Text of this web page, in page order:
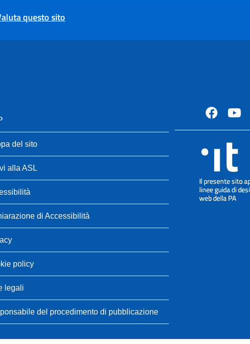
questo sito
del sito
alla ASL
di Accessibilità
policy
legali
del procedimento di pubblicazione